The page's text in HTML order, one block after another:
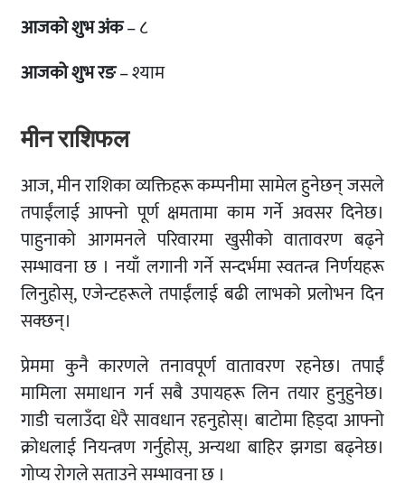
आजको शुभ अंक– ८
आजको शुभ रङ– श्याम
मीन राशिफल
आज, मीन राशिका व्यक्तिहरू कम्पनीमा सामेल हुनेछन् जसले
तपाईंलाई आफ्नो पूर्ण क्षमतामा काम गर्ने अवसर दिनेछ।
पाहुनाको आगमनले परिवारमा खुसीको वातावरण बढ्ने
सम्भावना छ । नयाँ लगानी गर्ने सन्दर्भमा स्वतन्त्र निर्णयहरू
लिनुहोस्, एजेन्टहरूले तपाईंलाई बढी लाभको प्रलोभन दिन
सक्छन्।
प्रेममा कुनै कारणले तनावपूर्ण वातावरण रहनेछ। तपाईं
मामिला समाधान गर्न सबै उपायहरू लिन तयार हुनुहुनेछ।
गाडी चलाउँदा धेरै सावधान रहनुहोस्। बाटोमा हिड्दा आफ्नो
क्रोधलाई नियन्त्रण गर्नुहोस्, अन्यथा बाहिर झगडा बढ्नेछ।
गोप्य रोगले सताउने सम्भावना छ ।